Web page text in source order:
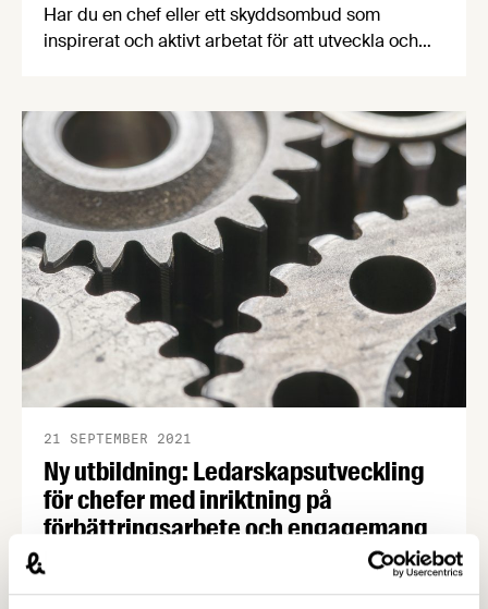
Har du en chef eller ett skyddsombud som
inspirerat och aktivt arbetat för att utveckla och
2023.
Ny utbildning: Ledarskapsutveckling
för chefer med inriktning på
förbättringsarbete och engagemang
21 SEPTEMBER 2021
Den 16 november äger vårt nya
utbildningsseminarium rum, där chefer och